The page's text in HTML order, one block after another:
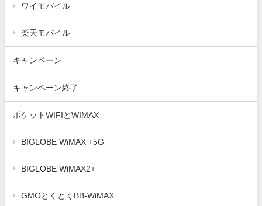
ワイモバイル
楽天モバイル
キャンペーン
キャンペーン終了
ポケットWIFIとWIMAX
BIGLOBE WiMAX +5G
BIGLOBE WiMAX2+
GMOとくとくBB-WiMAX